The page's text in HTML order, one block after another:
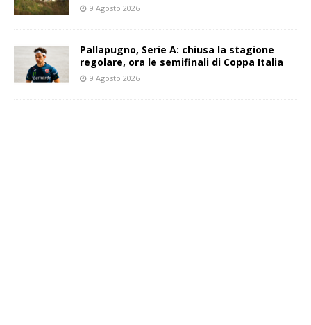
9 Agosto 2026
Pallapugno, Serie A: chiusa la stagione
regolare, ora le semifinali di Coppa Italia
9 Agosto 2026